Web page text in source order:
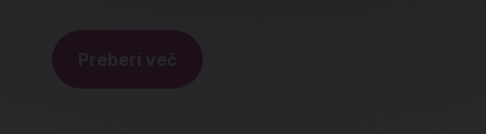
Preberi več